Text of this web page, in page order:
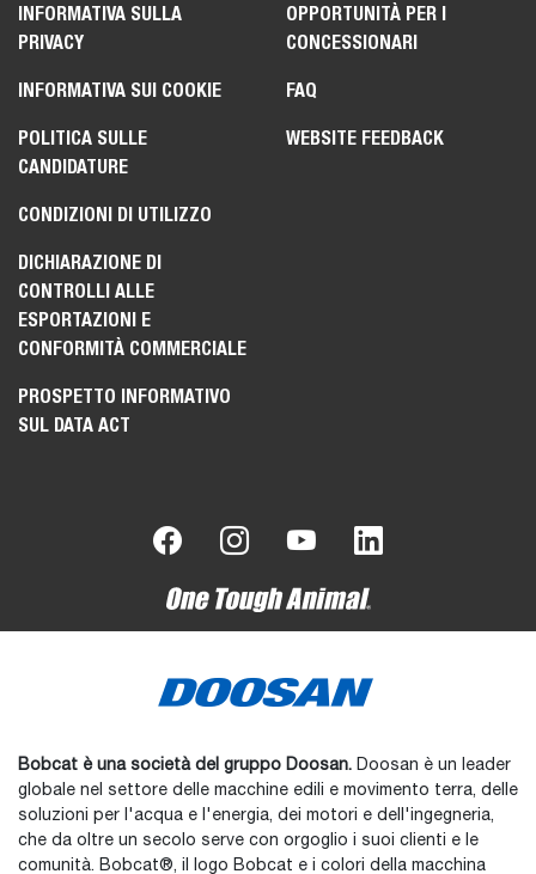
INFORMATIVA SULLA
PRIVACY
INFORMATIVA SUI COOKIE
POLITICA SULLE
CANDIDATURE
CONDIZIONI DI UTILIZZO
DICHIARAZIONE DI
CONTROLLI ALLE
ESPORTAZIONI E
CONFORMITÀ COMMERCIALE
PROSPETTO INFORMATIVO
SUL DATA ACT
OPPORTUNITÀ PER I
CONCESSIONARI
FAQ
WEBSITE FEEDBACK
Bobcat è una società del gruppo Doosan. Doosan è un leader
globale nel settore delle macchine edili e movimento terra, delle
soluzioni per l'acqua e l'energia, dei motori e dell'ingegneria,
che da oltre un secolo serve con orgoglio i suoi clienti e le
comunità. Bobcat®, il logo Bobcat e i colori della macchina